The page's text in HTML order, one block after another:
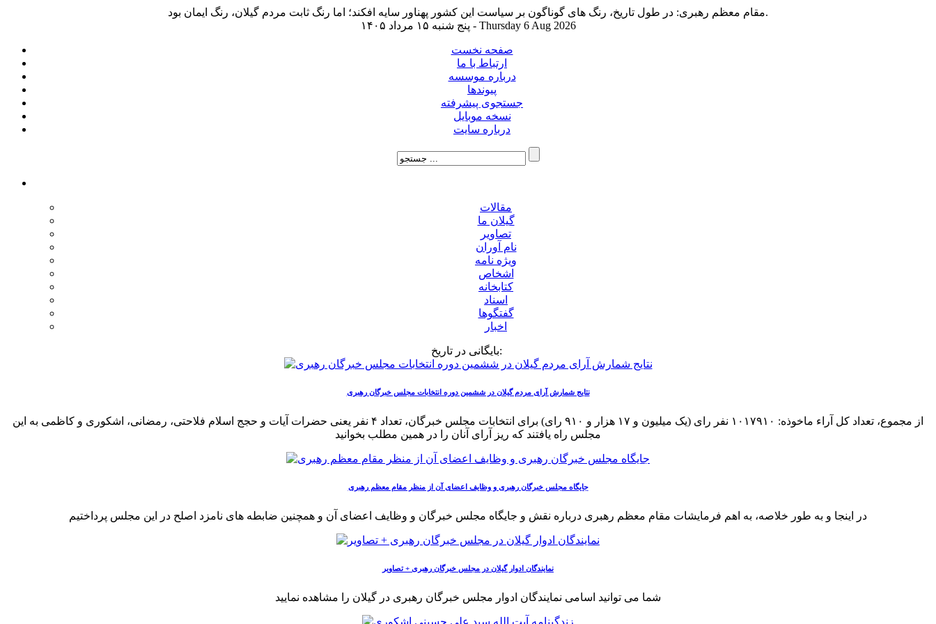
مقام معظم رهبری: در طول تاریخ، رنگ های گوناگون بر سیاست این کشور پهناور سایه افکند؛ اما رنگ ثابت مردم گیلان، رنگ ایمان بود.
پنج شنبه ۱۵ مرداد ۱۴۰۵ - Thursday 6 Aug 2026
صفحه نخست
ارتباط با ما
درباره موسسه
پیوندها
جستجوی پیشرفته
نسخه موبایل
درباره سایت
مقالات
گیلان ما
تصاویر
نام آوران
ویژه نامه
اشخاص
کتابخانه
اسناد
گفتگوها
اخبار
بایگانی در تاریخ:
نتایج شمارش آرای مردم گیلان در ششمین دوره انتخابات مجلس خبرگان رهبری
از مجموع، تعداد کل آراء ماخوذه: ۱۰۱۷۹۱۰ نفر رای (یک میلیون و ۱۷ هزار و ۹۱۰ رای) برای انتخابات مجلس خبرگان، تعداد ۴ نفر یعنی حضرات آیات و حجج اسلام فلاحتی، رمضانی، اشکوری و کاظمی به این
مجلس راه یافتند که ریز آرای آنان را در همین مطلب بخوانید
جایگاه مجلس خبرگان رهبری و وظایف اعضای آن از منظر مقام معظم رهبری
در اینجا و به طور خلاصه، به اهم فرمایشات مقام معظم رهبری درباره نقش و جایگاه مجلس خبرگان و وظایف اعضای آن و همچنین ضابطه های نامزد اصلح در این مجلس پرداختیم
نمایندگان ادوار گیلان در مجلس خبرگان رهبری + تصاویر
شما می توانید اسامی نمایندگان ادوار مجلس خبرگان رهبری در گیلان را مشاهده نمایید